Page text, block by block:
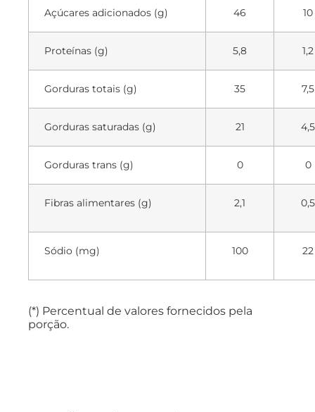
Açúcares adicionados (g) 46 10
Proteínas (g) 5,8 1,2
Gorduras totais (g) 35 7,5
Gorduras saturadas (g) 21 4,5
Gorduras trans (g) 0 0
Fibras alimentares (g) 2,1 0,5
Sódio (mg) 100 22
(*) Percentual de valores fornecidos pela
porção.